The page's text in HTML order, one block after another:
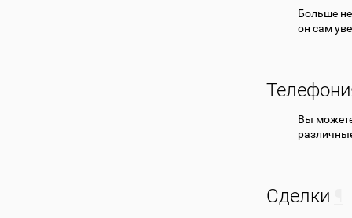
Больше
он сам
Вы
Сделки